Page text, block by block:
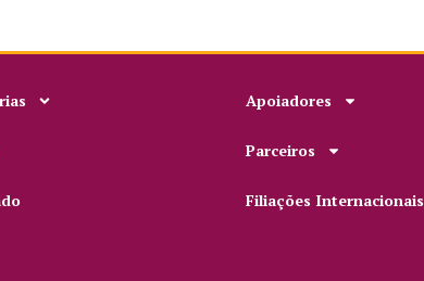
Apoiadores
Parceiros
Filiações Internacionais